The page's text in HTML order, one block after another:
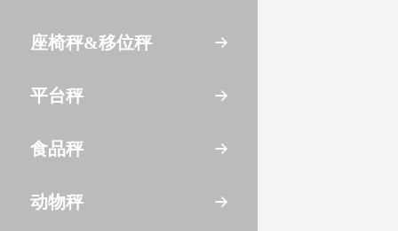
座椅秤&移位秤
平台秤
食品秤
动物秤